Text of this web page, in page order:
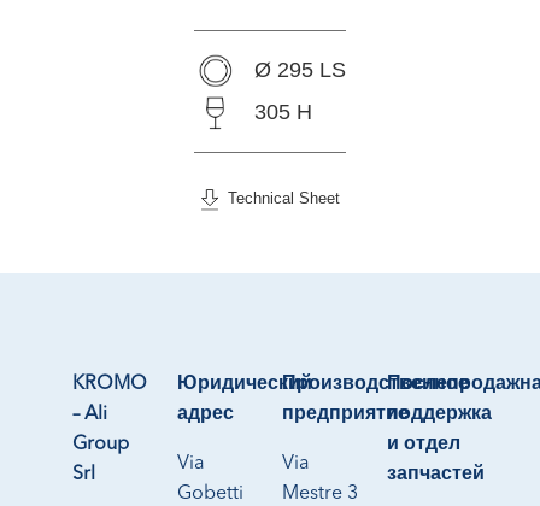
Ø 295 LS
305 H
Technical Sheet
KROMO
– Ali
Group
Srl
Юридический
адрес
Via
Gobetti
Производственное
предприятие
Via
Mestre 3
поддержка
и отдел
запчастей